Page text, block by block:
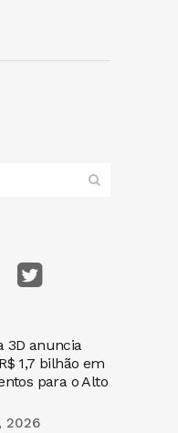
3D anuncia
1,7 bilhão em
para o Alto
2026